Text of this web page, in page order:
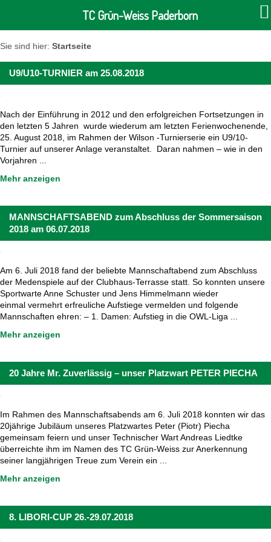
Sie sind hier: Startseite
U9/U10-TURNIER am 25.08.2018
Nach der Einführung in 2012 und den erfolgreichen Fortsetzungen in
den letzten 5 Jahren wurde wiederum am letzten Ferienwochenende,
25. August 2018, im Rahmen der Wilson -Turnierserie ein U9/10-
Turnier auf unserer Anlage veranstaltet. Daran nahmen – wie in den
Vorjahren ...
Mehr anzeigen
MANNSCHAFTSABEND zum Abschluss der Sommersaison
2018 am 06.07.2018
Am 6. Juli 2018 fand der beliebte Mannschaftabend zum Abschluss
der Medenspiele auf der Clubhaus-Terrasse statt. So konnten unsere
Sportwarte Anne Schuster und Jens Himmelmann wieder
einmal vermehrt erfreuliche Aufstiege vermelden und folgende
Mannschaften ehren: – 1. Damen: Aufstieg in die OWL-Liga ...
Mehr anzeigen
20 Jahre Mr. Zuverlässig – unser Platzwart PETER PIECHA
Im Rahmen des Mannschaftsabends am 6. Juli 2018 konnten wir das
20jährige Jubiläum unseres Platzwartes Peter (Piotr) Piecha
gemeinsam feiern und unser Technischer Wart Andreas Liedtke
überreichte ihm im Namen des TC Grün-Weiss zur Anerkennung
seiner langjährigen Treue zum Verein ein ...
Mehr anzeigen
8. LIBORI-CUP 26.-29.07.2018
TC Grün-Weiss Paderborn